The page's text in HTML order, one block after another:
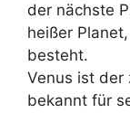
der nächste
heißer
besteht.
Venus ist der
bekannt für